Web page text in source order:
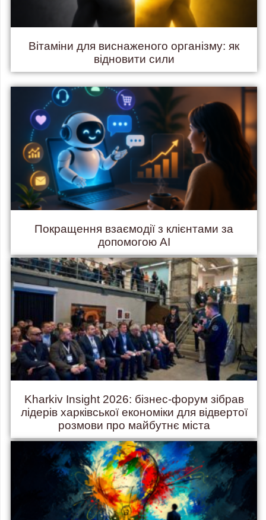
Вітаміни для виснаженого організму: як
відновити сили
Покращення взаємодії з клієнтами за
допомогою AI
Kharkiv Insight 2026: бізнес-форум зібрав
лідерів харківської економіки для відвертої
розмови про майбутнє міста